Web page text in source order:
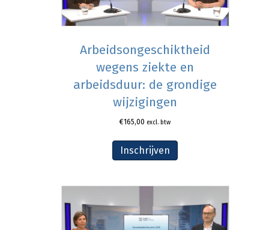
Arbeidsongeschiktheid
wegens ziekte en
arbeidsduur: de grondige
wijzigingen
€165,00 excl. btw
Inschrijven